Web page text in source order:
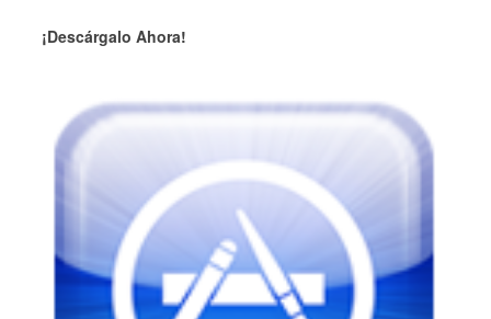
¡Descárgalo Ahora!